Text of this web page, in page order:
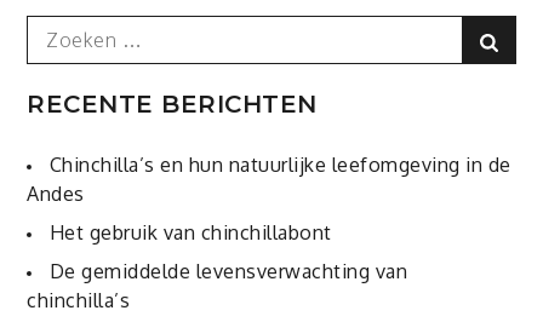
Search
for:
RECENTE BERICHTEN
Chinchilla’s en hun natuurlijke leefomgeving in de
Andes
Het gebruik van chinchillabont
De gemiddelde levensverwachting van
chinchilla’s